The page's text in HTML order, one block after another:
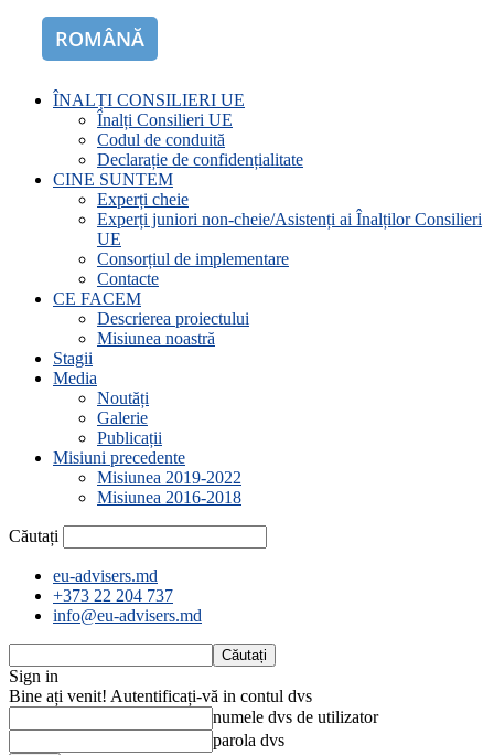
ROMÂNĂ
ÎNALȚI CONSILIERI UE
Înalți Consilieri UE
Codul de conduită
Declarație de confidențialitate
CINE SUNTEM
Experți cheie
Experți juniori non-cheie/Asistenți ai Înalților Consilieri
UE
Consorțiul de implementare
Contacte
CE FACEM
Descrierea proiectului
Misiunea noastră
Stagii
Media
Noutăți
Galerie
Publicații
Misiuni precedente
Misiunea 2019-2022
Misiunea 2016-2018
Căutați
eu-advisers.md
+373 22 204 737
info@eu-advisers.md
Sign in
Bine ați venit! Autentificați-vă in contul dvs
numele dvs de utilizator
parola dvs